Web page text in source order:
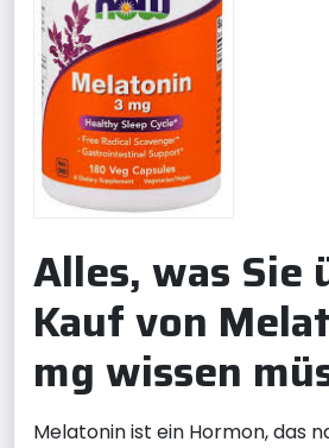
Alles, was Sie
Kauf von
mg wissen
Melatonin ist ein Hormon, das